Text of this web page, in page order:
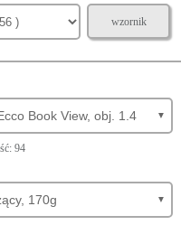
wzornik
Book View, obj. 1.4 ▼
94
170g ▼